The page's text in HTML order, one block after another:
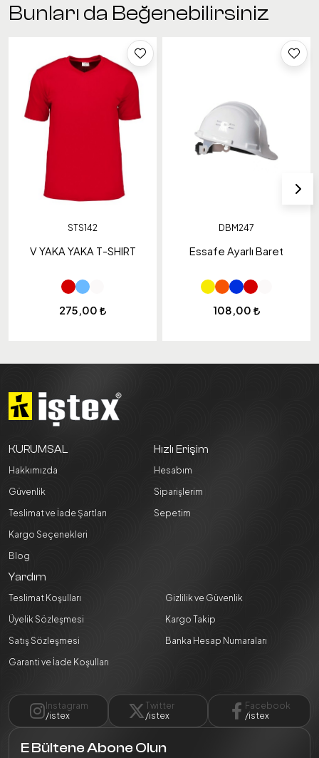
Bunları da Beğenebilirsiniz
STS142
V YAKA YAKA T-SHIRT
275,00
DBM247
Essafe Ayarlı Baret
108,00
KURUMSAL
Hakkımızda
Güvenlik
Teslimat ve İade Şartları
Kargo Seçenekleri
Blog
Hızlı Erişim
Hesabım
Siparişlerim
Sepetim
Yardım
Teslimat Koşulları
Üyelik Sözleşmesi
Satış Sözleşmesi
Garanti ve İade Koşulları
Gizlilik ve Güvenlik
Kargo Takip
Banka Hesap Numaraları
Instagram
/istex
Twitter
/istex
Facebook
/istex
E Bültene Abone Olun